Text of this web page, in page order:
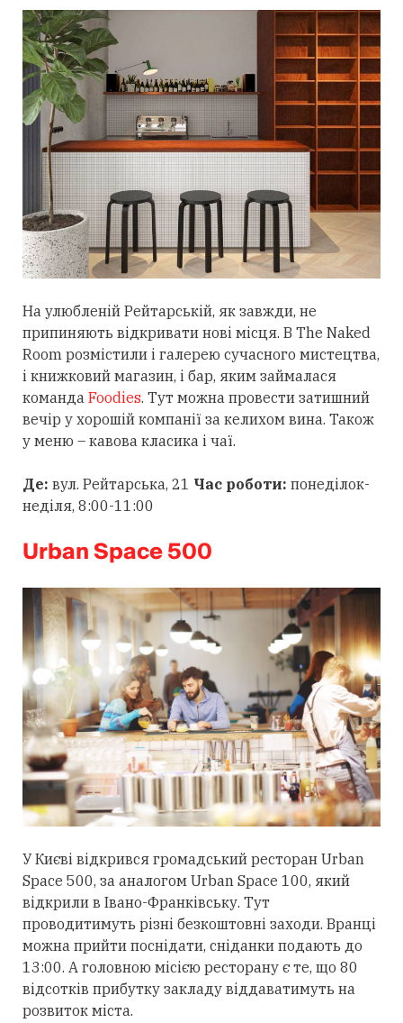
На улюбленій Рейтарській, як завжди, не
припиняють відкривати нові місця. В The Naked
Room розмістили і галерею сучасного мистецтва,
і книжковий магазин, і бар, яким займалася
команда Foodies. Тут можна провести затишний
вечір у хорошій компанії за келихом вина. Також
у меню – кавова класика і чаї.
Де: вул. Рейтарська, 21 Час роботи: понеділок-
неділя, 8:00-11:00
Urban Space 500
У Києві відкрився громадський ресторан Urban
Space 500, за аналогом Urban Space 100, який
відкрили в Івано-Франківську. Тут
проводитимуть різні безкоштовні заходи. Вранці
можна прийти поснідати, сніданки подають до
13:00. А головною місією ресторану є те, що 80
відсотків прибутку закладу віддаватимуть на
розвиток міста.